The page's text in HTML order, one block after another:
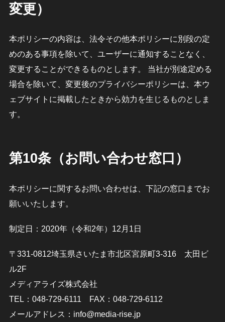
変更）
本ポリシーの内容は、法令その他本ポリシーに別段の定
めのある事項を除いて、ユーザーに通知することなく、
変更することができるものとします。 当社が別途定める
場合を除いて、変更後のプライバシーポリシーは、本ウ
ェブサイトに掲載したときから効力を生じるものとしま
す。
第10条（お問い合わせ窓口）
本ポリシーに関するお問い合わせは、下記の窓口までお
願いいたします。
制定日：2020年（令和2年）12月1日
〒331-0812埼玉県さいたま市北区宮原町3-316 太田ビ
ル2F
メディアライズ株式会社
TEL：048-729-6111 FAX：048-729-6112
メールアドレス：info@media-rise.jp